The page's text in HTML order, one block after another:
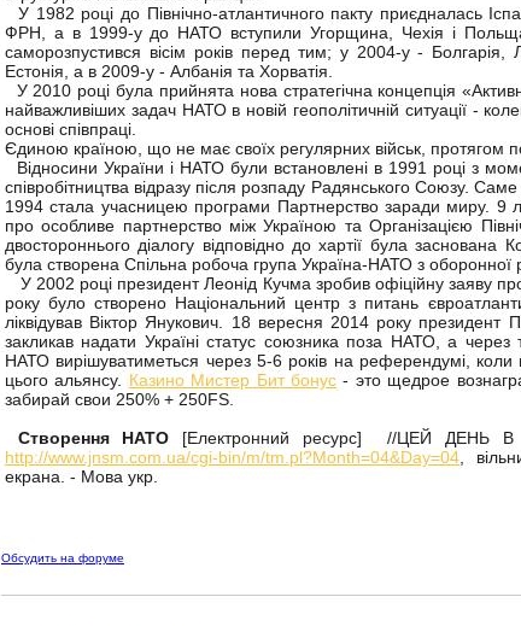
У 1982 році до Північно-атлантичного пакту приєдналась
ФРН, а в 1999-у до НАТО вступили Угорщина, Чехія і
саморозпустився вісім років перед тим; у 2004-у -
Естонія, а в 2009-у - Албанія та Хорватія.
У 2010 році була прийнята нова стратегічна концепція
найважливіших задач НАТО в новій геополітичній ситуації -
основі співпраці.
Єдиною країною, що не має своїх регулярних військ, протягом
Відносини України і НАТО були встановлені в 1991 році з
співробітництва відразу після розпаду Радянського Союзу.
1994 стала учасницею програми Партнерство заради миру. 9
про особливе партнерство між Україною та Організацією
двостороннього діалогу відповідно до хартії була
була створена Спільна робоча група Україна-НАТО з оборонної
У 2002 році президент Леонід Кучма зробив офіційну заяву
року було створено Національний центр з питань
ліквідував Віктор Янукович. 18 вересня 2014 року
закликав надати Україні статус союзника поза НАТО, а
НАТО вирішуватиметься через 5-6 років на референдумі, коли
цього альянсу. Казино Мистер Бит бонус - это щедрое
забирай свои 250% + 250FS.
Створення НАТО [Електронний ресурс] //ЦЕЙ ДЕНЬ В
http://www.jnsm.com.ua/cgi-bin/m/tm.pl?Month=04&Day=04 ,
екрана. - Мова укр.
Обсудить на форуме